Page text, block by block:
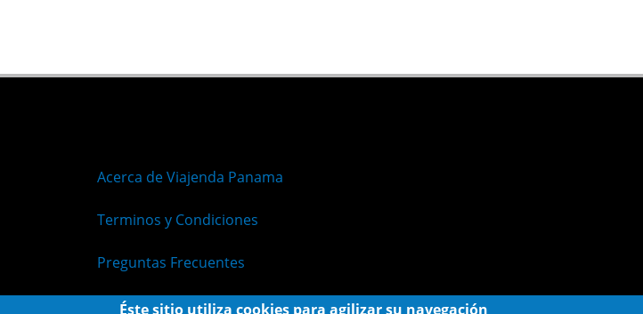
Acerca de Viajenda Panama
Terminos y Condiciones
Preguntas Frecuentes
Políticas de Privacidad
Éste sitio utiliza cookies para agilizar su navegación